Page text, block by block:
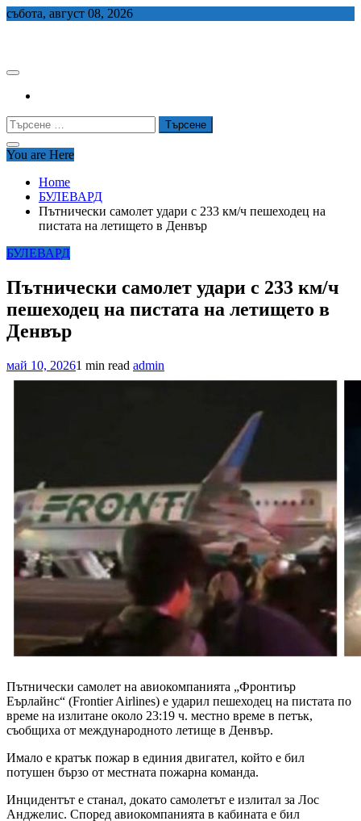
Skip
събота, август 08, 2026
Търсене
за:
You are Here
Home
БУЛЕВАРД
Пътнически самолет удари с 233 км/ч пешеходец на
пистата на летището в Денвър
БУЛЕВАРД
Пътнически самолет удари с 233 км/ч
пешеходец на пистата на летището в
Денвър
май 10, 20261 min read admin
Пътнически самолет на авиокомпанията „Фронтиър
Еърлайнс“ (Frontier Airlines) е ударил пешеходец на пистата по
време на излитане около 23:19 ч. местно време в петък,
съобщиха от международното летище в Денвър.
Имало е кратък пожар в единия двигател, който е бил
потушен бързо от местната пожарна команда.
Инцидентът е станал, докато самолетът е излитал за Лос
Анджелис. Според авиокомпанията в кабината е бил